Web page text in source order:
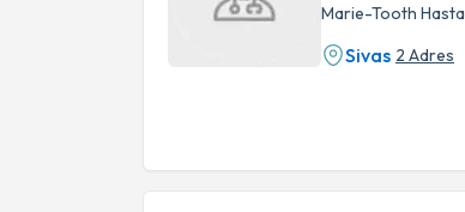
Marie-Tooth
Sivas 2 Adres